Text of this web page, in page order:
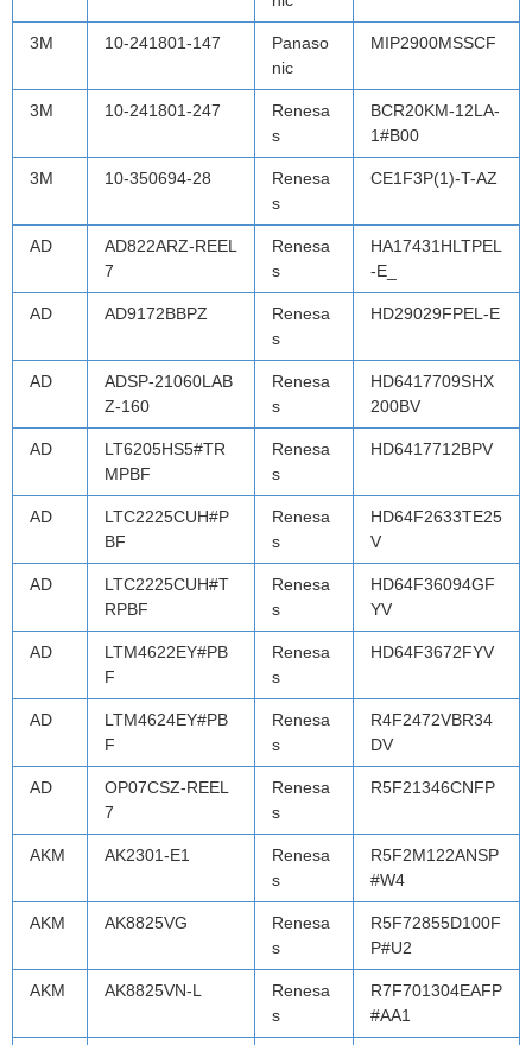
3M 10-241801-147
Panaso
nic
MIP2900MSSCF
3M 10-241801-247
Renesa
s
BCR20KM-12LA-
1#B00
3M 10-350694-28
Renesa
s
CE1F3P(1)-T-AZ
AD
AD822ARZ-REEL
7
Renesa
s
HA17431HLTPEL
-E_
AD AD9172BBPZ
Renesa
s
HD29029FPEL-E
AD
ADSP-21060LAB
Z-160
Renesa
s
HD6417709SHX
200BV
AD
LT6205HS5#TR
MPBF
Renesa
s
HD6417712BPV
AD
LTC2225CUH#P
BF
Renesa
s
HD64F2633TE25
V
AD
LTC2225CUH#T
RPBF
Renesa
s
HD64F36094GF
YV
AD
LTM4622EY#PB
F
Renesa
s
HD64F3672FYV
AD
LTM4624EY#PB
F
Renesa
s
R4F2472VBR34
DV
AD
OP07CSZ-REEL
7
Renesa
s
R5F21346CNFP
AKM AK2301-E1
Renesa
s
R5F2M122ANSP
#W4
AKM AK8825VG
Renesa
s
R5F72855D100F
P#U2
AKM AK8825VN-L
Renesa
s
R7F701304EAFP
#AA1